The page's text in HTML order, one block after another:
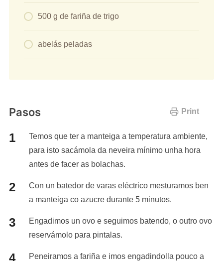
500 g de fariña de trigo
abelás peladas
Print
Pasos
Temos que ter a manteiga a temperatura ambiente,
para isto sacámola da neveira mínimo unha hora
antes de facer as bolachas.
Con un batedor de varas eléctrico mesturamos ben
a manteiga co azucre durante 5 minutos.
Engadimos un ovo e seguimos batendo, o outro ovo
reservámolo para pintalas.
Peneiramos a fariña e imos engadindolla pouco a